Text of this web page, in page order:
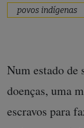
povos indígenas
Num estado de
doenças, uma
escravos para